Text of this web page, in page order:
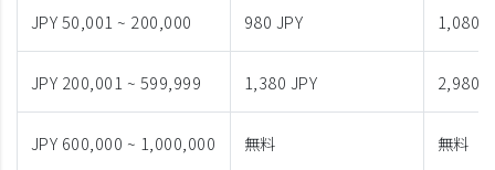
JPY 50,001 ~ 200,000 980 JPY 1,080
JPY 200,001 ~ 599,999 1,380 JPY 2,980
JPY 600,000 ~ 1,000,000 無料 無料